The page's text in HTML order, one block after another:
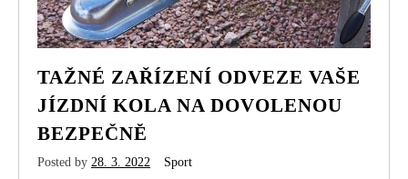
TAŽNÉ ZAŘÍZENÍ ODVEZE VAŠE
JÍZDNÍ KOLA NA DOVOLENOU
BEZPEČNĚ
Posted by 28. 3. 2022 Sport